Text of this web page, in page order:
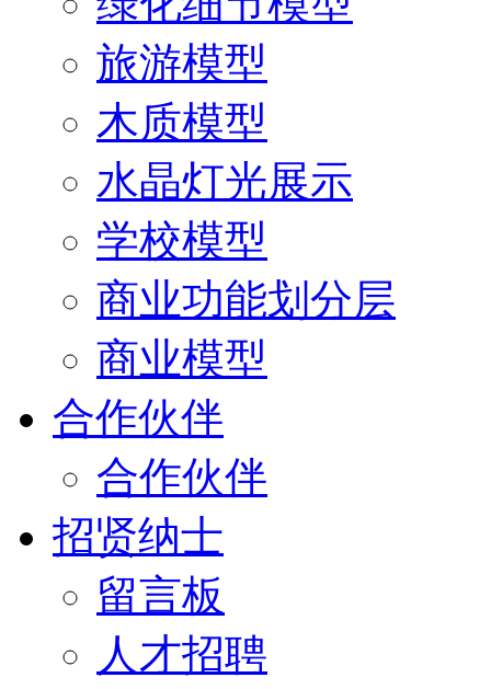
旅游模型
木质模型
水晶灯光展示
学校模型
商业功能划分层
商业模型
合作伙伴
合作伙伴
招贤纳士
留言板
人才招聘